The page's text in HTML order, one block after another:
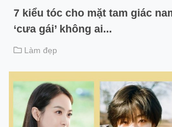
7 kiểu tóc cho mặt tam giác
‘cưa gái’ không ai...
Làm đẹp